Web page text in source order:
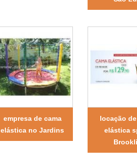
empresa de cama
elástica no Jardins
locação
elástica